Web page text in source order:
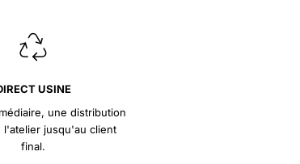
USINE
une distribution
l'atelier jusqu'au client
final.